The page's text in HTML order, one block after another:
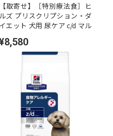
【取寄せ】［特別療法食］ヒ
ルズ プリスクリプション・ダ
イエット 犬用 尿ケア c/d マル